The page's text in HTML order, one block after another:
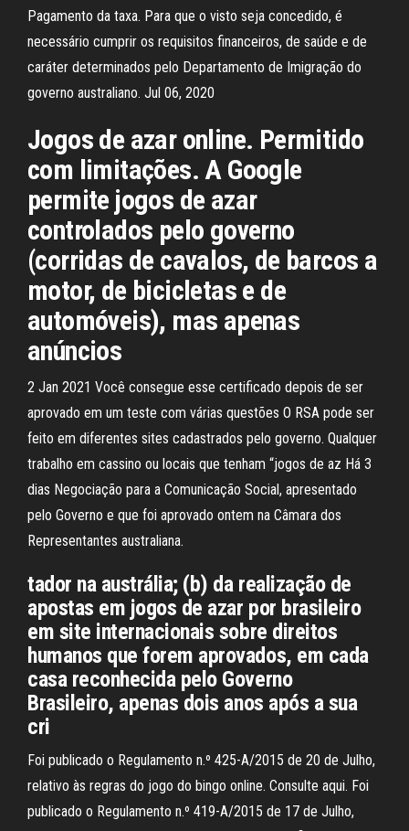
Pagamento da taxa. Para que o visto seja concedido, é
necessário cumprir os requisitos financeiros, de saúde e de
caráter determinados pelo Departamento de Imigração do
governo australiano. Jul 06, 2020
Jogos de azar online. Permitido
com limitações. A Google
permite jogos de azar
controlados pelo governo
(corridas de cavalos, de barcos a
motor, de bicicletas e de
automóveis), mas apenas
anúncios
2 Jan 2021 Você consegue esse certificado depois de ser
aprovado em um teste com várias questões O RSA pode ser
feito em diferentes sites cadastrados pelo governo. Qualquer
trabalho em cassino ou locais que tenham “jogos de az Há 3
dias Negociação para a Comunicação Social, apresentado
pelo Governo e que foi aprovado ontem na Câmara dos
Representantes australiana.
tador na austrália; (b) da realização de
apostas em jogos de azar por brasileiro
em site internacionais sobre direitos
humanos que forem aprovados, em cada
casa reconhecida pelo Governo
Brasileiro, apenas dois anos após a sua
cri
Foi publicado o Regulamento n.º 425-A/2015 de 20 de Julho,
relativo às regras do jogo do bingo online. Consulte aqui. Foi
publicado o Regulamento n.º 419-A/2015 de 17 de Julho,